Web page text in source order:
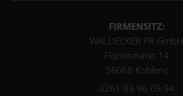
FIRMENSITZ:
WALDECKER PR GmbH
Florinsmarkt 14
56068 Koblenz
0261 89 96 69 94